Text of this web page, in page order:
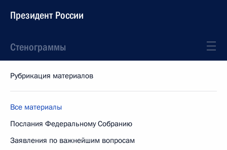
Президент России
Стенограммы
Рубрикация материалов
Все материалы
Послания Федеральному Собранию
Заявления по важнейшим вопросам